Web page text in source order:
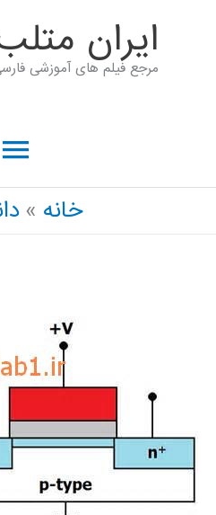
ايران
مرجع فیلم های آموزشی
خانه